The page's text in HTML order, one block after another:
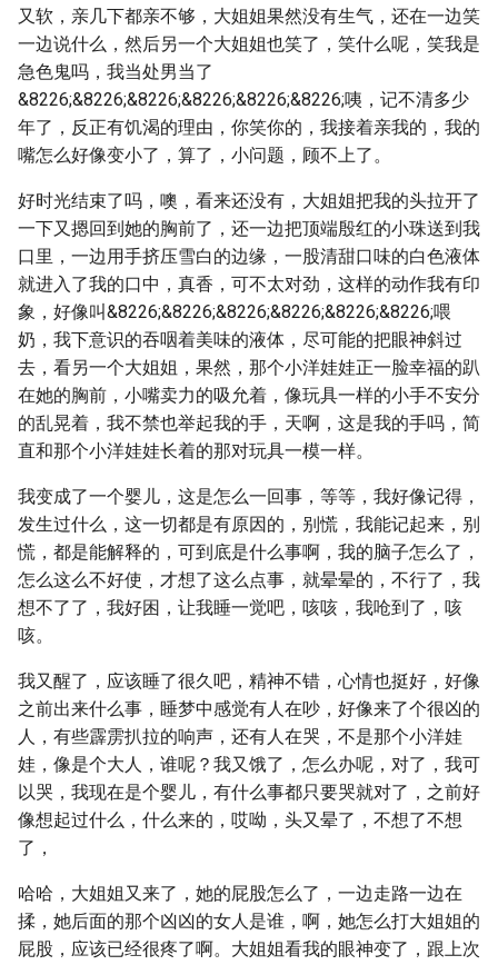
又软，亲几下都亲不够，大姐姐果然没有生气，还在一边笑
一边说什么，然后另一个大姐姐也笑了，笑什么呢，笑我是
急色鬼吗，我当处男当了
&8226;&8226;&8226;&8226;&8226;&8226;咦，记不清多少
年了，反正有饥渴的理由，你笑你的，我接着亲我的，我的
嘴怎么好像变小了，算了，小问题，顾不上了。
好时光结束了吗，噢，看来还没有，大姐姐把我的头拉开了
一下又摁回到她的胸前了，还一边把顶端殷红的小珠送到我
口里，一边用手挤压雪白的边缘，一股清甜口味的白色液体
就进入了我的口中，真香，可不太对劲，这样的动作我有印
象，好像叫&8226;&8226;&8226;&8226;&8226;&8226;喂
奶，我下意识的吞咽着美味的液体，尽可能的把眼神斜过
去，看另一个大姐姐，果然，那个小洋娃娃正一脸幸福的趴
在她的胸前，小嘴卖力的吸允着，像玩具一样的小手不安分
的乱晃着，我不禁也举起我的手，天啊，这是我的手吗，简
直和那个小洋娃娃长着的那对玩具一模一样。
我变成了一个婴儿，这是怎么一回事，等等，我好像记得，
发生过什么，这一切都是有原因的，别慌，我能记起来，别
慌，都是能解释的，可到底是什么事啊，我的脑子怎么了，
怎么这么不好使，才想了这么点事，就晕晕的，不行了，我
想不了了，我好困，让我睡一觉吧，咳咳，我呛到了，咳
咳。
我又醒了，应该睡了很久吧，精神不错，心情也挺好，好像
之前出来什么事，睡梦中感觉有人在吵，好像来了个很凶的
人，有些霹雳扒拉的响声，还有人在哭，不是那个小洋娃
娃，像是个大人，谁呢？我又饿了，怎么办呢，对了，我可
以哭，我现在是个婴儿，有什么事都只要哭就对了，之前好
像想起过什么，什么来的，哎呦，头又晕了，不想了不想
了，
哈哈，大姐姐又来了，她的屁股怎么了，一边走路一边在
揉，她后面的那个凶凶的女人是谁，啊，她怎么打大姐姐的
屁股，应该已经很疼了啊。大姐姐看我的眼神变了，跟上次